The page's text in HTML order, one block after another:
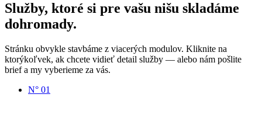
Služby, ktoré si pre vašu nišu skladáme
dohromady.
Stránku obvykle stavbáme z viacerých modulov. Kliknite na
ktorýkoľvek, ak chcete vidieť detail služby — alebo nám pošlite
brief a my vyberieme za vás.
N° 01